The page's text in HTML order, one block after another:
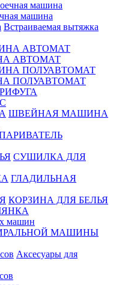
машина
Встраиваемая вытяжка
АВТОМАТ
ПОЛУАВТОМАТ
ШВЕЙНАЯ МАШИНА
СУШИЛКА ДЛЯ
ГЛАДИЛЬНАЯ
КОРЗИНА ДЛЯ БЕЛЬЯ
машин
МАШИНЫ
Аксесуары для